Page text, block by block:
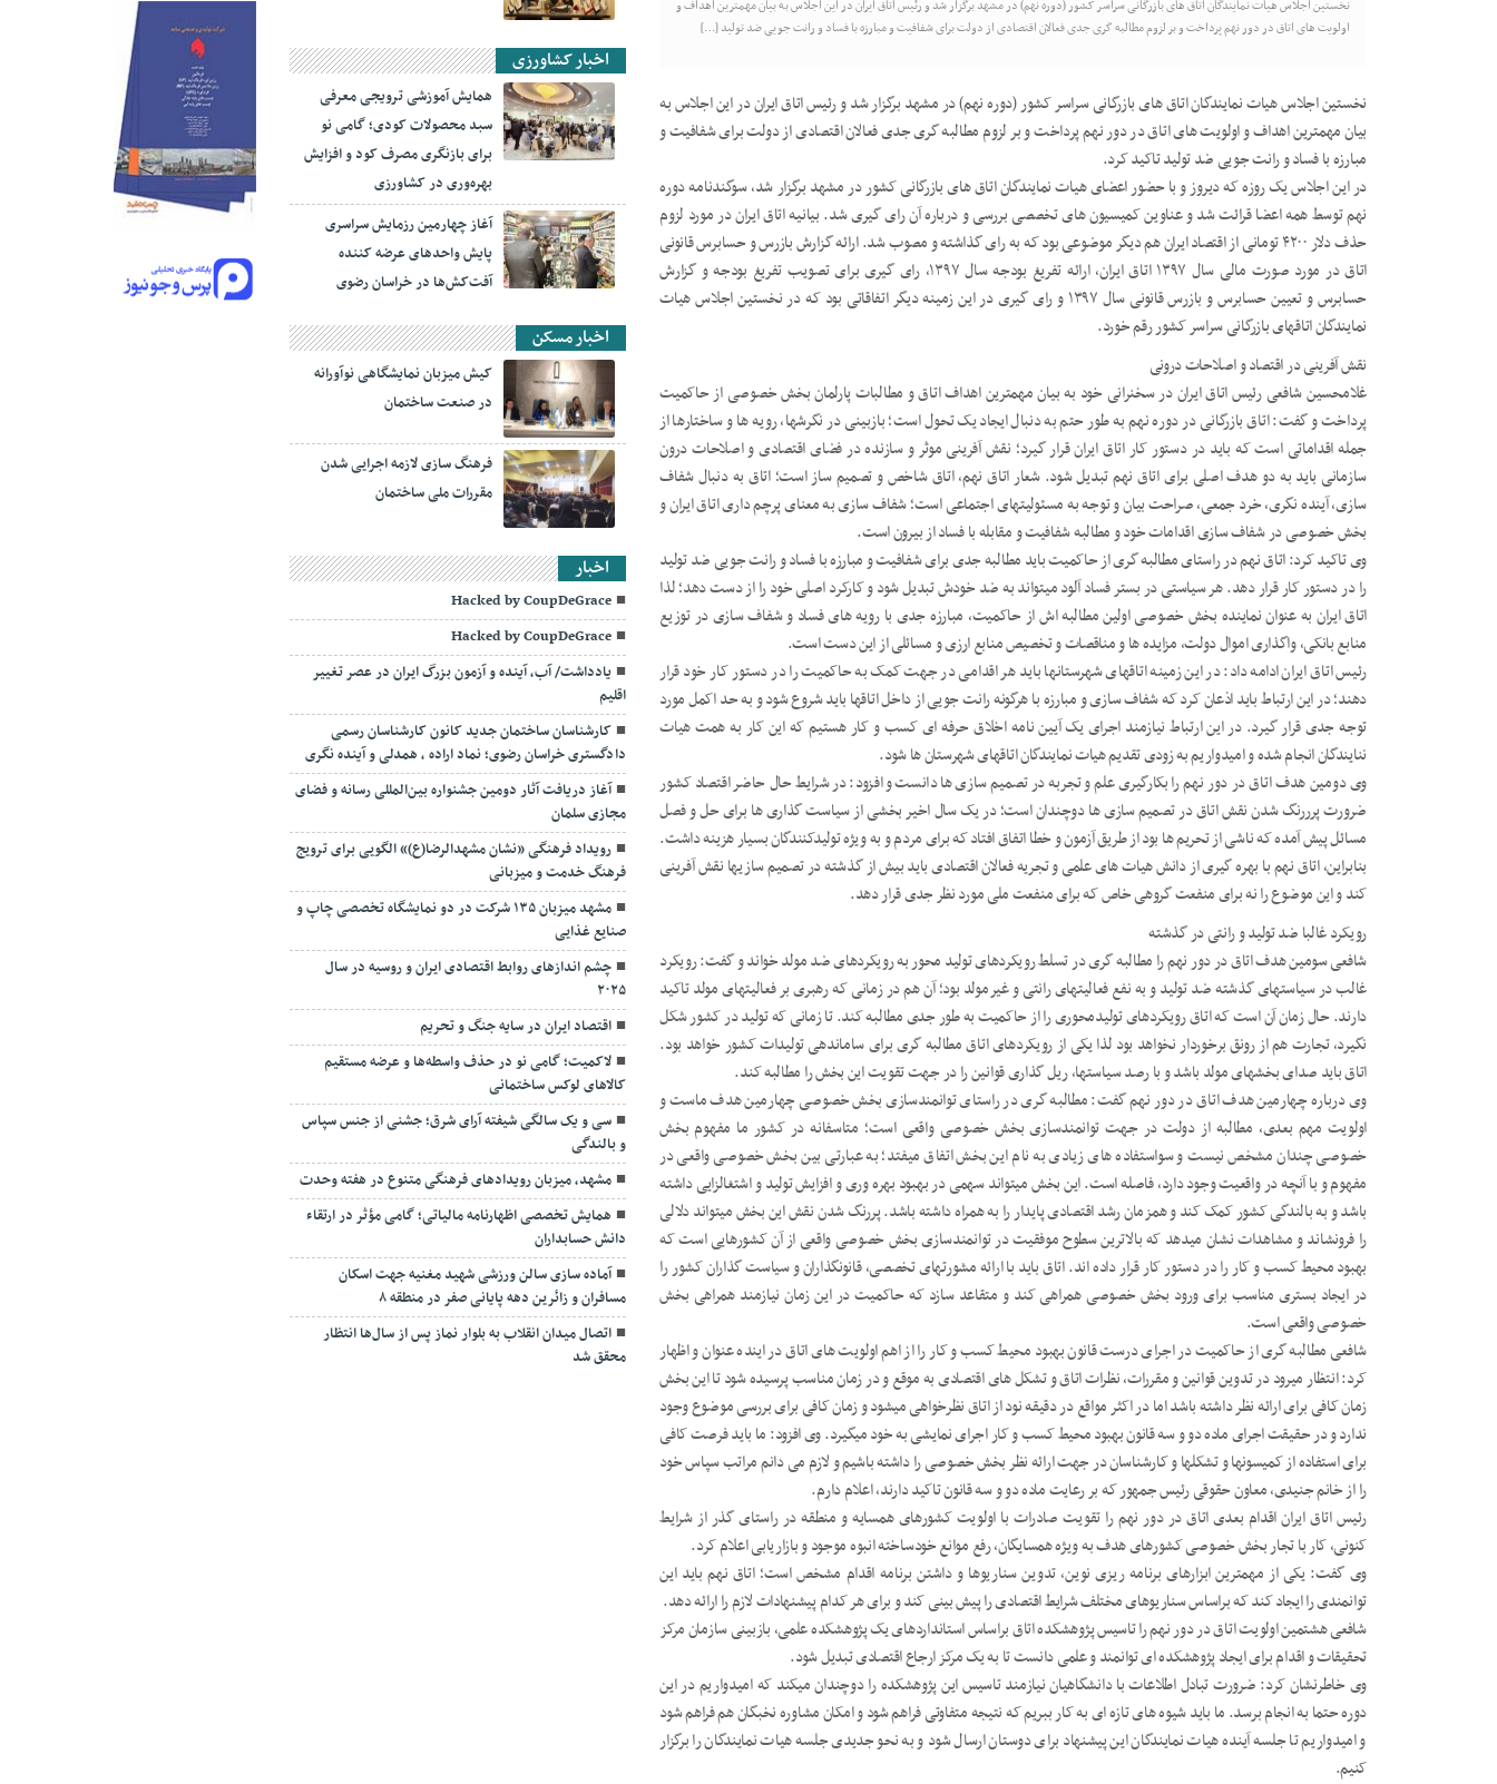
نخستین اجلاس هیات نمایندگان اتاق های بازرگانی سراسر کشور (دوره نهم) در مشهد برگزار شد و رئیس اتاق ایران در این اجلاس به بیان مهمترین اهداف و
اولویت های اتاق در دور نهم پرداخت و بر لزوم مطالبه گری جدی فعالان اقتصادی از دولت برای شفافیت و مبارزه با فساد و رانت جویی ضد تولید […]
نخستین اجلاس هیات نمایندگان اتاق های بازرگانی سراسر کشور (دوره نهم) در مشهد برگزار شد و رئیس اتاق ایران در این اجلاس به
بیان مهمترین اهداف و اولویت های اتاق در دور نهم پرداخت و بر لزوم مطالبه گری جدی فعالان اقتصادی از دولت برای شفافیت و
مبارزه با فساد و رانت جویی ضد تولید تاکید کرد.
در این اجلاس یک روزه که دیروز و با حضور اعضای هیات نمایندگان اتاق های بازرگانی کشور در مشهد برگزار شد، سوگندنامه دوره
نهم توسط همه اعضا قرائت شد و عناوین کمیسیون های تخصصی بررسی و درباره آن رای گیری شد. بیانیه اتاق ایران در مورد لزوم
حذف دلار ۴۲۰۰ تومانی از اقتصاد ایران هم دیگر موضوعی بود که به رای گذاشته و مصوب شد. ارائه گزارش بازرس و حسابرس قانونی
اتاق در مورد صورت مالی سال ۱۳۹۷ اتاق ایران، ارائه تفریغ بودجه سال ۱۳۹۷، رای گیری برای تصویب تفریغ بودجه و گزارش
حسابرس و تعیین حسابرس و بازرس قانونی سال ۱۳۹۷ و رای گیری در این زمینه دیگر اتفاقاتی بود که در نخستین اجلاس هیات
نمایندگان اتاقهای بازرگانی سراسر کشور رقم خورد.
نقش آفرینی در اقتصاد و اصلاحات درونی
غلامحسین شافعی رئیس اتاق ایران در سخنرانی خود به بیان مهمترین اهداف اتاق و مطالبات پارلمان بخش خصوصی از حاکمیت
پرداخت و گفت: اتاق بازرگانی در دوره نهم به طور حتم به دنبال ایجاد یک تحول است؛ بازبینی در نگرشها، رویه ها و ساختارها از
جمله اقداماتی است که باید در دستور کار اتاق ایران قرار گیرد؛ نقش آفرینی موثر و سازنده در فضای اقتصادی و اصلاحات درون
سازمانی باید به دو هدف اصلی برای اتاق نهم تبدیل شود. شعار اتاق نهم، اتاق شاخص و تصمیم ساز است؛ اتاق به دنبال شفاف
سازی، آینده نگری، خرد جمعی، صراحت بیان و توجه به مسئولیتهای اجتماعی است؛ شفاف سازی به معنای پرچم داری اتاق ایران و
بخش خصوصی در شفاف سازی اقدامات خود و مطالبه شفافیت و مقابله با فساد از بیرون است.
وی تاکید کرد: اتاق نهم در راستای مطالبه گری از حاکمیت باید مطالبه جدی برای شفافیت و مبارزه با فساد و رانت جویی ضد تولید
را در دستور کار قرار دهد. هر سیاستی در بستر فساد آلود میتواند به ضد خودش تبدیل شود و کارکرد اصلی خود را از دست دهد؛ لذا
اتاق ایران به عنوان نماینده بخش خصوصی اولین مطالبه اش از حاکمیت، مبارزه جدی با رویه های فساد و شفاف سازی در توزیع
منابع بانکی، واگذاری اموال دولت، مزایده ها و مناقصات و تخصیص منابع ارزی و مسائلی از این دست است.
رئیس اتاق ایران ادامه داد: در این زمینه اتاقهای شهرستانها باید هر اقدامی در جهت کمک به حاکمیت را در دستور کار خود قرار
دهند؛ در این ارتباط باید اذعان کرد که شفاف سازی و مبارزه با هرگونه رانت جویی از داخل اتاقها باید شروع شود و به حد اکمل مورد
توجه جدی قرار گیرد. در این ارتباط نیازمند اجرای یک آیین نامه اخلاق حرفه ای کسب و کار هستیم که این کار به همت هیات
ننایندگان انجام شده و امیدواریم به زودی تقدیم هیات نمایندگان اتاقهای شهرستان ها شود.
وی دومین هدف اتاق در دور نهم را بکارگیری علم و تجربه در تصمیم سازی ها دانست و افزود: در شرایط حال حاضر اقتصاد کشور
ضرورت پرررنگ شدن نقش اتاق در تصمیم سازی ها دوچندان است؛ در یک سال اخیر بخشی از سیاست گذاری ها برای حل و فصل
مسائل پیش آمده که ناشی از تحریم ها بود از طریق آزمون و خطا اتفاق افتاد که برای مردم و به ویژه تولیدکنندگان بسیار هزینه داشت.
بنابراین، اتاق نهم با بهره گیری از دانش هیات های علمی و تجریه فعالان اقتصادی باید بیش از گذشته در تصمیم سازیها نقش آفرینی
کند و این موضوع را نه برای منفعت گروهی خاص که برای منفعت ملی مورد نظر جدی قرار دهد.
رویکرد غالبا ضد تولید و رانتی در گذشته
شافعی سومین هدف اتاق در دور نهم را مطالبه گری در تسلط رویکردهای تولید محور به رویکردهای ضد مولد خواند و گفت: رویکرد
غالب در سیاستهای گذشته ضد تولید و به نفع فعالیتهای رانتی و غیرمولد بود؛ آن هم در زمانی که رهبری بر فعالیتهای مولد تاکید
دارند. حال زمان آن است که اتاق رویکردهای تولیدمحوری را از حاکمیت به طور جدی مطالبه کند. تا زمانی که تولید در کشور شکل
نگیرد، تجارت هم از رونق برخوردار نخواهد بود لذا یکی از رویکردهای اتاق مطالبه گری برای ساماندهی تولیدات کشور خواهد بود.
اتاق باید صدای بخشهای مولد باشد و با رصد سیاستها، ریل گذاری قوانین را در جهت تقویت این بخش را مطالبه کند.
وی درباره چهارمین هدف اتاق در دور نهم گفت: مطالبه گری در راستای توانمندسازی بخش خصوصی چهارمین هدف ماست و
اولویت مهم بعدی، مطالبه از دولت در جهت توانمندسازی بخش خصوصی واقعی است؛ متاسفانه در کشور ما مفهوم بخش
خصوصی چندان مشخص نیست و سواستفاده های زیادی به نام این بخش اتفاق میفتد؛ به عبارتی بین بخش خصوصی واقعی در
مفهوم و با آنچه در واقعیت وجود دارد، فاصله است. این بخش میتواند سهمی در بهبود بهره وری و افزایش تولید و اشتغالزایی داشته
باشد و به بالندگی کشور کمک کند و همزمان رشد اقتصادی پایدار را به همراه داشته باشد. پررنگ شدن نقش این بخش میتواند دلالی
را فرونشاند و مشاهدات نشان میدهد که بالاترین سطوح موفقیت در توانمندسازی بخش خصوصی واقعی از آن کشورهایی است که
بهبود محیط کسب و کار را در دستور کار قرار داده اند. اتاق باید با ارائه مشورتهای تخصصی، قانونگذاران و سیاست گذاران کشور را
در ایجاد بستری مناسب برای ورود بخش خصوصی همراهی کند و متقاعد سازد که حاکمیت در این زمان نیازمند همراهی بخش
خصوصی واقعی است.
شافعی مطالبه گری از حاکمیت در اجرای درست قانون بهبود محیط کسب و کار را از اهم اولویت های اتاق در اینده عنوان و اظهار
کرد: انتظار میرود در تدوین قوانین و مقررات، نظرات اتاق و تشکل های اقتصادی به موقع و در زمان مناسب پرسیده شود تا این بخش
زمان کافی برای ارائه نظر داشته باشد اما در اکثر مواقع در دقیقه نود از اتاق نظرخواهی میشود و زمان کافی برای بررسی موضوع وجود
ندارد و در حقیقت اجرای ماده دو و سه قانون بهبود محیط کسب و کار اجرای نمایشی به خود میگیرد. وی افزود: ما باید فرصت کافی
برای استفاده از کمیسونها و تشکلها و کارشناسان در جهت ارائه نظر بخش خصوصی را داشته باشیم و لازم می دانم مراتب سپاس خود
را از خانم جنیدی، معاون حقوقی رئیس جمهور که بر رعایت ماده دو و سه قانون تاکید دارند، اعلام دارم.
رئیس اتاق ایران اقدام بعدی اتاق در دور نهم را تقویت صادرات با اولویت کشورهای همسایه و منطقه در راستای گذر از شرایط
کنونی، کار با تجار بخش خصوصی کشورهای هدف به ویژه همسایگان، رفع موانع خودساخته انبوه موجود و بازاریابی اعلام کرد.
وی گفت: یکی از مهمترین ابزارهای برنامه ریزی نوین، تدوین سناریوها و داشتن برنامه اقدام مشخص است؛ اتاق نهم باید این
توانمندی را ایجاد کند که براساس سناریوهای مختلف شرایط اقتصادی را پیش بینی کند و برای هر کدام پیشنهادات لازم را ارائه دهد.
شافعی هشتمین اولویت اتاق در دور نهم را تاسیس پژوهشکده اتاق براساس استانداردهای یک پژوهشکده علمی، بازبینی سازمان مرکز
تحقیقات و اقدام برای ایجاد پژوهشکده ای توانمند و علمی دانست تا به یک مرکز ارجاع اقتصادی تبدیل شود.
وی خاطرنشان کرد: ضرورت تبادل اطلاعات با دانشگاهیان نیازمند تاسیس این پژوهشکده را دوچندان میکند که امیدواریم در این
دوره حتما به انجام برسد. ما باید شیوه های تازه ای به کار ببریم که نتیجه متفاوتی فراهم شود و امکان مشاوره نخبگان هم فراهم شود
و امیدواریم تا جلسه آینده هیات نمایندگان این پیشنهاد برای دوستان ارسال شود و به نحو جدیدی جلسه هیات نمایندگان را برگزار
کنیم.
اخبار کشاورزی
همایش آموزشی ترویجی معرفی
سبد محصولات کودی؛ گامی نو
برای بازنگری مصرف کود و افزایش
بهره‌وری در کشاورزی
آغاز چهارمین رزمایش سراسری
پایش واحدهای عرضه کننده
آفت‌کش‌ها در خراسان رضوی
اخبار مسکن
کیش میزبان نمایشگاهی نوآورانه
در صنعت ساختمان
فرهنگ سازی لازمه اجرایی شدن
مقررات ملی ساختمان
اخبار
Hacked by CoupDeGrace
Hacked by CoupDeGrace
یادداشت/ آب، آینده و آزمون بزرگ ایران در عصر تغییر
اقلیم
کارشناسان ساختمان جدید کانون کارشناسان رسمی
دادگستری خراسان رضوی؛ نماد اراده ، همدلی و آینده نگری
آغاز دریافت آثار دومین جشنواره بین‌المللی رسانه و فضای
مجازی سلمان
رویداد فرهنگی «نشان مشهدالرضا(ع)» الگویی برای ترویج
فرهنگ خدمت و میزبانی
مشهد میزبان ۱۳۵ شرکت در دو نمایشگاه تخصصی چاپ و
صنایع غذایی
چشم اندازهای روابط اقتصادی ایران و روسیه در سال
۲۰۲۵
اقتصاد ایران در سایه جنگ و تحریم
لاکمیت؛ گامی نو در حذف واسطه‌ها و عرضه مستقیم
کالاهای لوکس ساختمانی
سی و یک سالگی شیفته آرای شرق؛ جشنی از جنس سپاس
و بالندگی
مشهد، میزبان رویدادهای فرهنگی متنوع در هفته وحدت
همایش تخصصی اظهارنامه مالیاتی؛ گامی مؤثر در ارتقاء
دانش حسابداران
آماده سازی سالن ورزشی شهید مغنیه جهت اسکان
مسافران و زائرین دهه پایانی صفر در منطقه ۸
اتصال میدان انقلاب به بلوار نماز پس از سال‌ها انتظار
محقق شد